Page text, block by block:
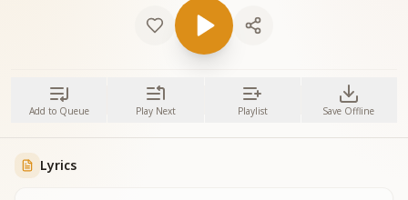
Add to Queue Play Next Playlist Save Offline
Lyrics